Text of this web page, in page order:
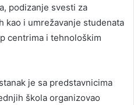
podizanje svesti za
kao i umrežavanje studenata
centrima i tehnološkim
je sa predstavnicima
škola organizovao